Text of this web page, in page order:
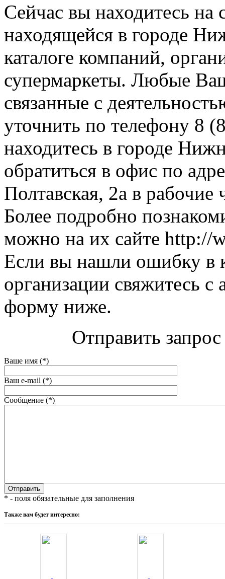
Сейчас вы находитесь на
находящейся в городе
каталоге компаний,
супермаркеты. Любые
связанные с
уточнить по телефону 8
находитесь в городе
обратиться в офис по
Полтавская, 2а в
Более подробно
можно на их сайте http://
Если вы нашли ошибку в
организации свяжитесь
форму ниже.
Отправить
Ваше имя (*)
Ваш e-mail (*)
Сообщение (*)
* - поля обязательные для заполнения
Также вам будет интересно: